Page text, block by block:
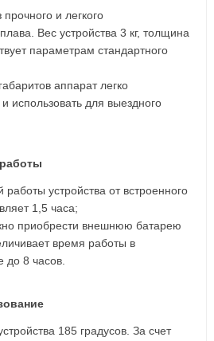
и легкого
Вес устройства 3 кг, толщина
параметрам стандартного
аппарат легко
использовать для выездного
устройства от встроенного
1,5 часа;
приобрести внешнюю батарею
время работы в
8 часов.
185 градусов. За счет